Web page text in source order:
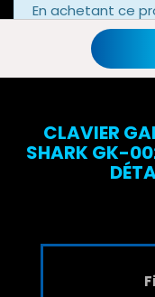
En achetant ce
grâce à
Votre panier
CLAVIER
SHARK GK-